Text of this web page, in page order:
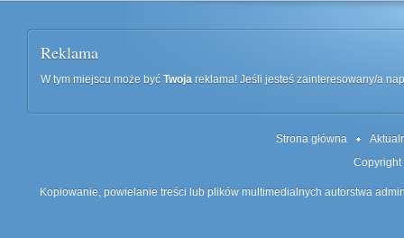
Reklama
W tym miejscu może być Twoja reklama! Jeśli jesteś zainteresowany/a
Strona główna
Kopiowanie, powielanie treści lub plików multimedialnych autorstwa